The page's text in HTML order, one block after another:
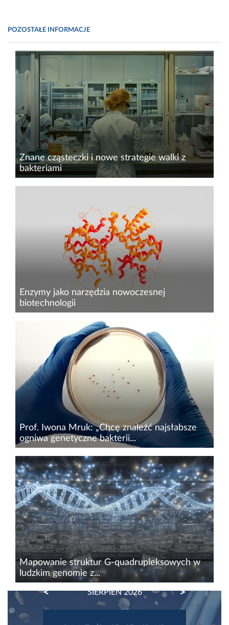
POZOSTAŁE INFORMACJE
Znane cząsteczki i nowe strategie walki z
bakteriami
Rozwój nowych terapii coraz częściej opiera się
mechanizmów biologicznych i cząsteczek, które
wcześniej nie trafiły do praktyki klinicznej.
Równolegle rośnie...
Enzymy jako narzędzia nowoczesnej
biotechnologii
Zainteresowanie biokatalizą wzrosło wraz z
rozwojem inżynierii białek, biologii molekularnej
oraz metod umożliwiających projektowanie
enzymów o nowych lub ulepszonych
właściwościach katalitycznych...
Prof. Iwona Mruk: „Chcę znaleźć najsłabsze
ogniwa genetyczne bakterii...
Prof. Iwona Mruk,&nbsp;biolog molekularny i
genetyk mikroorganizmów z Katedry
Mikrobiologii&nbsp;Uniwersytetu Gdańskiego,
w ramach stypendium Fulbright STEM Impact
Award odwiedzi Department of...
Mapowanie struktur G-quadrupleksowych w
ludzkim genomie z...
Nieliniarne struktury DNA znane jako G-
quadrupleksy to charakterystyczne
czterowłóknowe konfiguracje powstające w
SIERPIEŃ 2026
PREVIOUS NEXT